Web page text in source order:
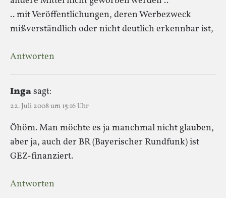
.. mit Veröffentlichungen, deren Werbezweck
mißverständlich oder nicht deutlich erkennbar ist,
Antworten
Ingasagt:
22. Juli 2008 um 15:16 Uhr
Öhöm. Man möchte es ja manchmal nicht glauben,
aber ja, auch der BR (Bayerischer Rundfunk) ist
GEZ-finanziert.
Antworten